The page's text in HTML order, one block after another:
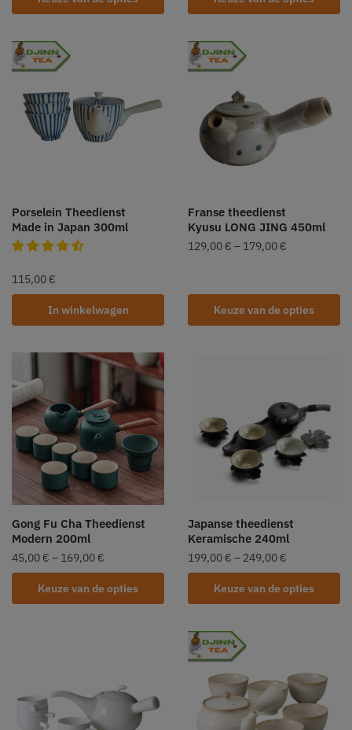
Porselein Theedienst
Made in Japan 300ml
115,00 €
In winkelwagen
Franse theedienst
Kyusu LONG JING 450ml
129,00 € – 179,00 €
Keuze van de opties
Gong Fu Cha Theedienst
Modern 200ml
45,00 € – 169,00 €
Keuze van de opties
Japanse theedienst
Keramische 240ml
199,00 € – 249,00 €
Keuze van de opties